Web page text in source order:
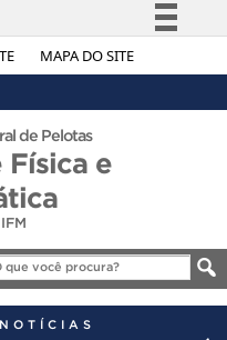
MAPA DO SITE
Simplifique!
Acesso à informação
de Pelotas
e